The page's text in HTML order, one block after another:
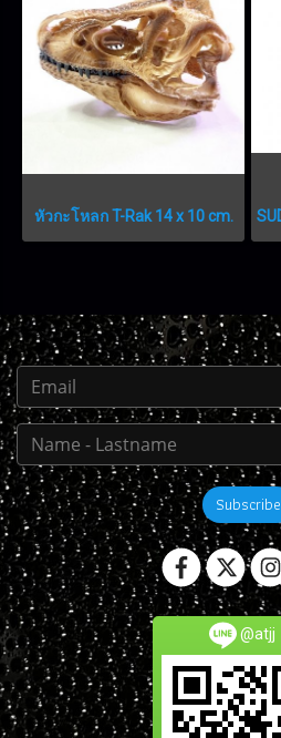
หัวกะโหลก T-Rak 14 x 10 cm.
Subscribe
@atjj